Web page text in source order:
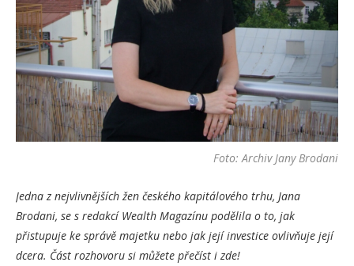
Foto: Archiv Jany Brodani
Jedna z nejvlivnějších žen českého kapitálového trhu, Jana
Brodani, se s redakcí Wealth Magazínu podělila o to, jak
přistupuje ke správě majetku nebo jak její investice ovlivňuje její
dcera. Část rozhovoru si můžete přečíst i zde!